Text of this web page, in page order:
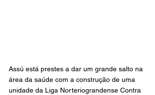
Assú está prestes a dar um grande salto na
área da saúde com a construção de uma
unidade da Liga Norteriograndense Contra